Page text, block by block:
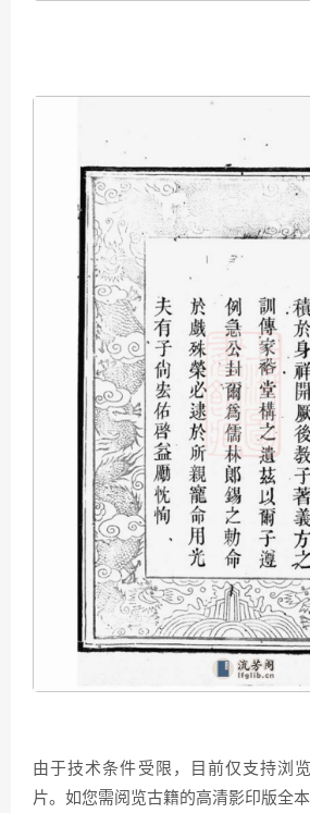
由于技术条件受限，目前仅支持浏
片。如您需阅览古籍的高清影印版全